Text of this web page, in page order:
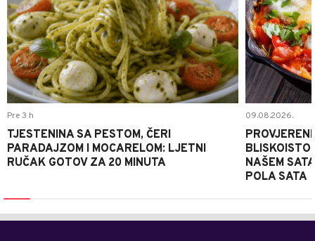
Pre 3 h
TJESTENINA SA PESTOM, ČERI
PARADAJZOM I MOCARELOM: LJETNI
RUČAK GOTOV ZA 20 MINUTA
09.08.2026.
NAŠEM
POLA SATA